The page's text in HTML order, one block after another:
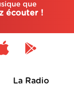
que
écouter !
La Radio